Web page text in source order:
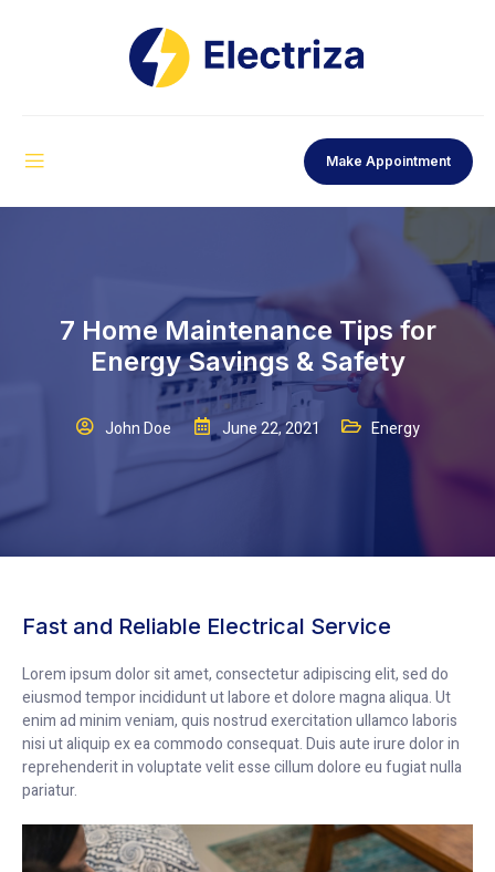
Make Appointment
7 Home Maintenance Tips for
Energy Savings & Safety
John Doe June 22, 2021 Energy
Fast and Reliable Electrical Service
Lorem ipsum dolor sit amet, consectetur adipiscing elit, sed do
eiusmod tempor incididunt ut labore et dolore magna aliqua. Ut
enim ad minim veniam, quis nostrud exercitation ullamco laboris
nisi ut aliquip ex ea commodo consequat. Duis aute irure dolor in
reprehenderit in voluptate velit esse cillum dolore eu fugiat nulla
pariatur.